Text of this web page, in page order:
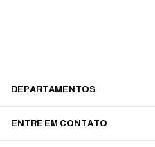
DEPARTAMENTOS
ENTRE EM CONTATO